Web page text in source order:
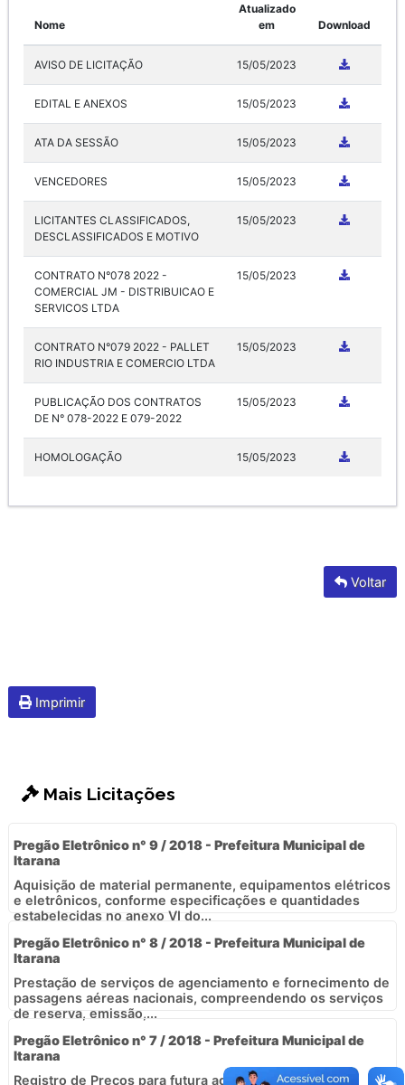
Nome
Atualizado
em
Download
AVISO DE LICITAÇÃO 15/05/2023
EDITAL E ANEXOS 15/05/2023
ATA DA SESSÃO 15/05/2023
VENCEDORES 15/05/2023
LICITANTES CLASSIFICADOS,
DESCLASSIFICADOS E MOTIVO
15/05/2023
CONTRATO N°078 2022 -
COMERCIAL JM - DISTRIBUICAO E
SERVICOS LTDA
15/05/2023
CONTRATO N°079 2022 - PALLET
RIO INDUSTRIA E COMERCIO LTDA
15/05/2023
PUBLICAÇÃO DOS CONTRATOS
DE N° 078-2022 E 079-2022
15/05/2023
HOMOLOGAÇÃO 15/05/2023
Voltar
Imprimir
Mais Licitações
Pregão Eletrônico n° 9 / 2018 - Prefeitura Municipal de
Itarana
Aquisição de material permanente, equipamentos elétricos
e eletrônicos, conforme especificações e quantidades
estabelecidas no anexo VI do...
Pregão Eletrônico n° 8 / 2018 - Prefeitura Municipal de
Itarana
Prestação de serviços de agenciamento e fornecimento de
passagens aéreas nacionais, compreendendo os serviços
de reserva, emissão,...
Pregão Eletrônico n° 7 / 2018 - Prefeitura Municipal de
Itarana
Registro de Preços para futura aquisição de